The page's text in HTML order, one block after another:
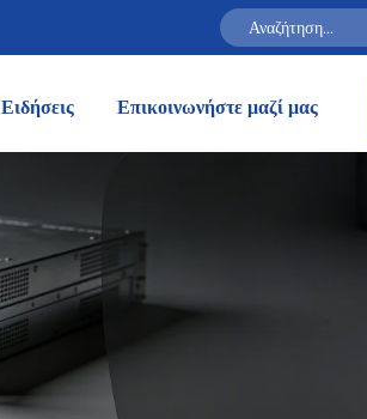
Ειδήσεις Επικοινωνήστε μαζί μας